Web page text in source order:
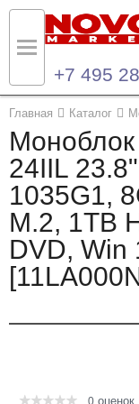
+7 495
Главная Каталог
24IIL
1035G1,
M.2, 1TB
DVD, Win
0 оценок
Назад
Каталог продукции
Ноутбуки и ультрабуки
Компьютеры
Моноблоки
Назад
Контакты
Контактная